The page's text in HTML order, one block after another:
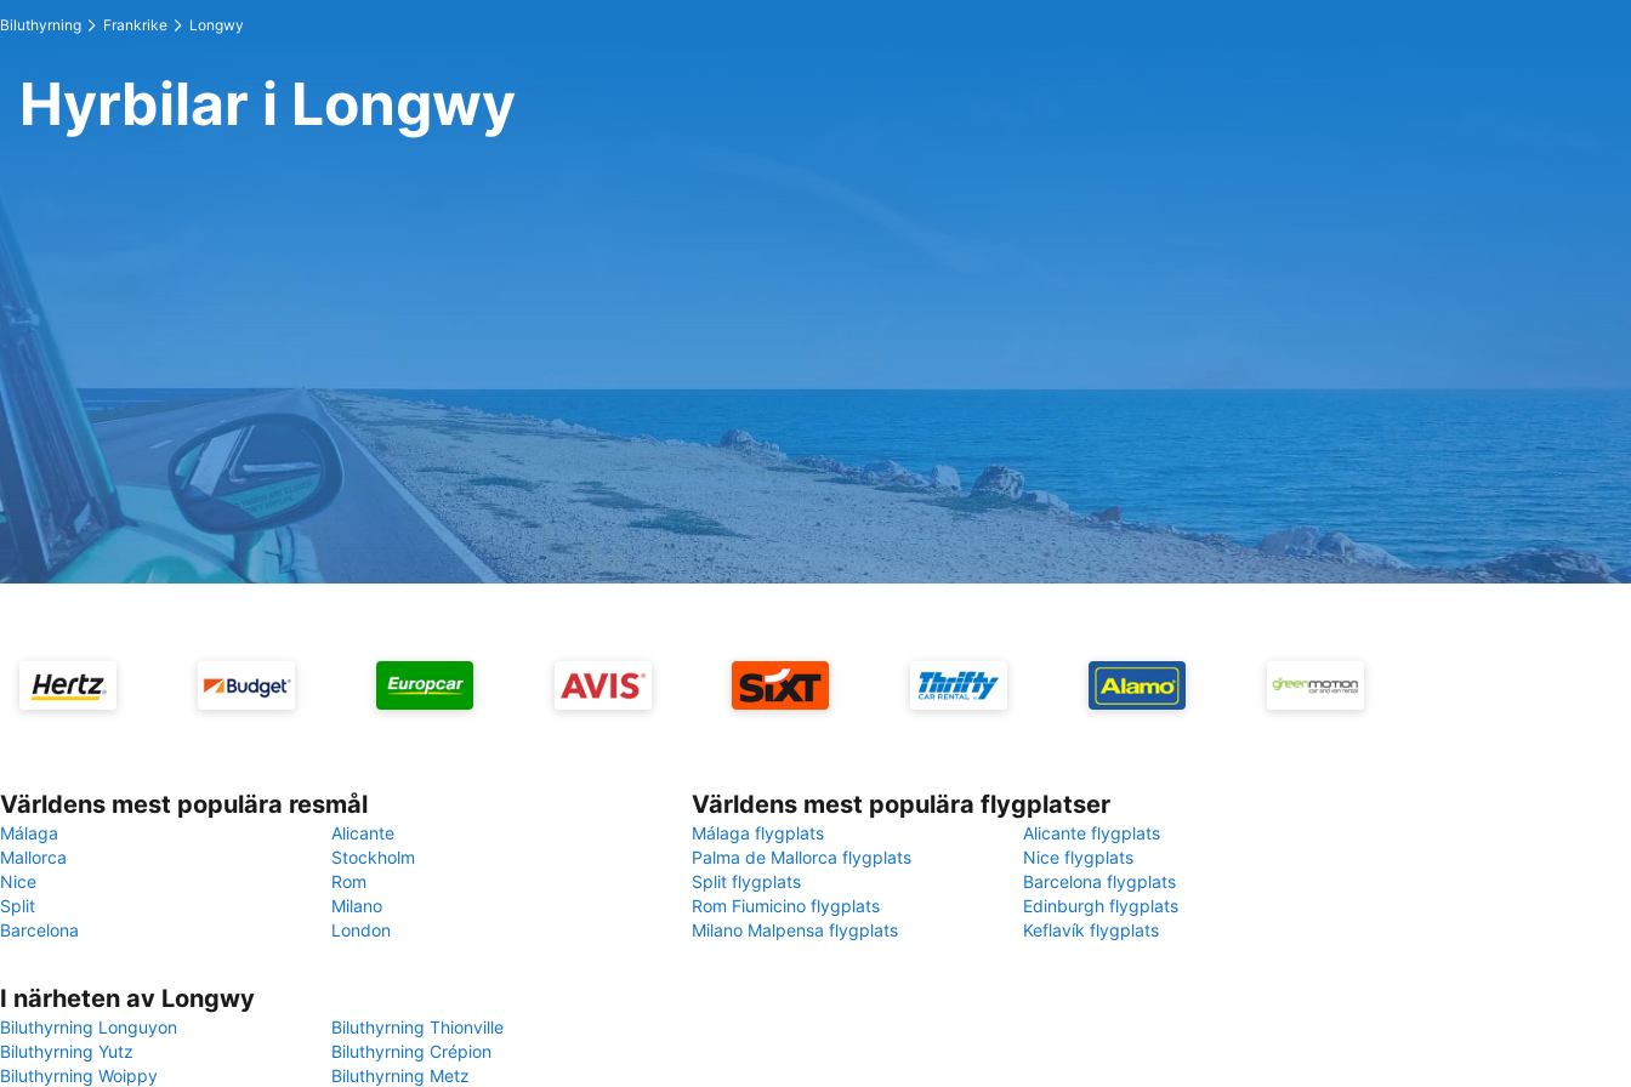
Biluthyrning Frankrike Longwy
Hyrbilar i Longwy
Världens mest populära resmål
Málaga
Alicante
Mallorca
Stockholm
Nice
Rom
Split
Milano
Barcelona
London
Världens mest populära flygplatser
Málaga flygplats
Alicante flygplats
Palma de Mallorca flygplats
Nice flygplats
Split flygplats
Barcelona flygplats
Rom Fiumicino flygplats
Edinburgh flygplats
Milano Malpensa flygplats
Keflavík flygplats
I närheten av Longwy
Biluthyrning Longuyon
Biluthyrning Thionville
Biluthyrning Yutz
Biluthyrning Crépion
Biluthyrning Woippy
Biluthyrning Metz